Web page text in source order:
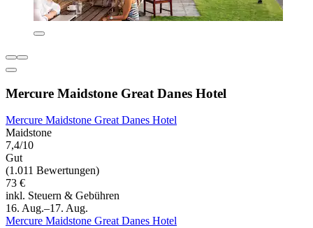
Mercure Maidstone Great Danes Hotel
Mercure Maidstone Great Danes Hotel
Maidstone
7,4/10
Gut
(1.011 Bewertungen)
73 €
inkl. Steuern & Gebühren
16. Aug.–17. Aug.
Mercure Maidstone Great Danes Hotel